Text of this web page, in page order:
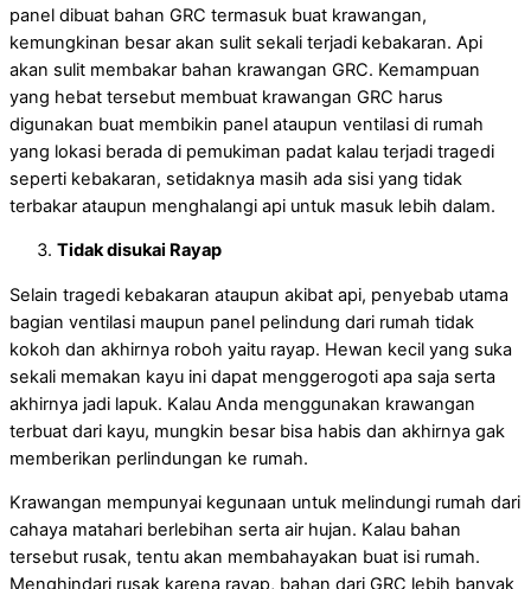
panel dibuat bahan GRC termasuk buat krawangan,
kemungkinan besar akan sulit sekali terjadi kebakaran. Api
akan sulit membakar bahan krawangan GRC. Kemampuan
yang hebat tersebut membuat krawangan GRC harus
digunakan buat membikin panel ataupun ventilasi di rumah
yang lokasi berada di pemukiman padat kalau terjadi tragedi
seperti kebakaran, setidaknya masih ada sisi yang tidak
terbakar ataupun menghalangi api untuk masuk lebih dalam.
Tidak disukai Rayap
Selain tragedi kebakaran ataupun akibat api, penyebab utama
bagian ventilasi maupun panel pelindung dari rumah tidak
kokoh dan akhirnya roboh yaitu rayap. Hewan kecil yang suka
sekali memakan kayu ini dapat menggerogoti apa saja serta
akhirnya jadi lapuk. Kalau Anda menggunakan krawangan
terbuat dari kayu, mungkin besar bisa habis dan akhirnya gak
memberikan perlindungan ke rumah.
Krawangan mempunyai kegunaan untuk melindungi rumah dari
cahaya matahari berlebihan serta air hujan. Kalau bahan
tersebut rusak, tentu akan membahayakan buat isi rumah.
Menghindari rusak karena rayap, bahan dari GRC lebih banyak